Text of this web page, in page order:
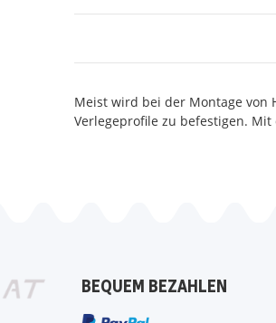
Meist wird bei der Montage von
Verlegeprofile zu befestigen.
BEQUEM BEZAHLEN